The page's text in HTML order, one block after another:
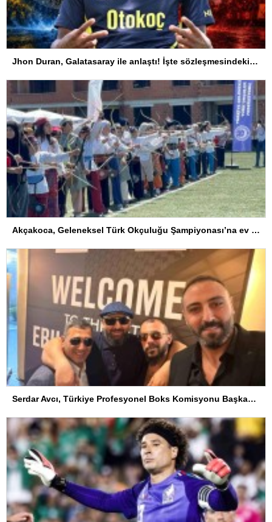
Jhon Duran, Galatasaray ile anlaştı! İşte sözleşmesindeki özel madde
Akçakoca, Geleneksel Türk Okçuluğu Şampiyonası’na ev sahipliği yapıyor
Serdar Avcı, Türkiye Profesyonel Boks Komisyonu Başkanı Seçildi